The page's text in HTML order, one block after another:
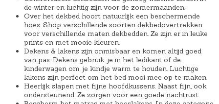
de winter en luchtig zijn voor de zomermaanden.
Over het dekbed hoort natuurlijk een beschermende
hoes. Shop verschillende soorten dekbedovertrekken
voor verschillende maten dekbedden. Ze zijn er in leuke
prints en met mooie kleuren.
Dekens & lakens zijn onmisbaar en komen altijd goed
van pas. Dekens gebruik je in het ledikant of de
kinderwagen om je kindje warm te houden. Luchtige
lakens zijn perfect om het bed mooi mee op te maken.
Heerlijk slapen met fijne hoofdkussens. Naast fijn, ook
ondersteunend. Ze zorgen voor een goede nachtrust.